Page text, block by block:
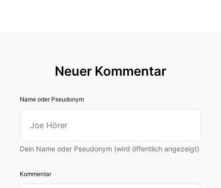
Neuer Kommentar
Name oder Pseudonym
Dein Name oder Pseudonym (wird öffentlich angezeigt)
Kommentar